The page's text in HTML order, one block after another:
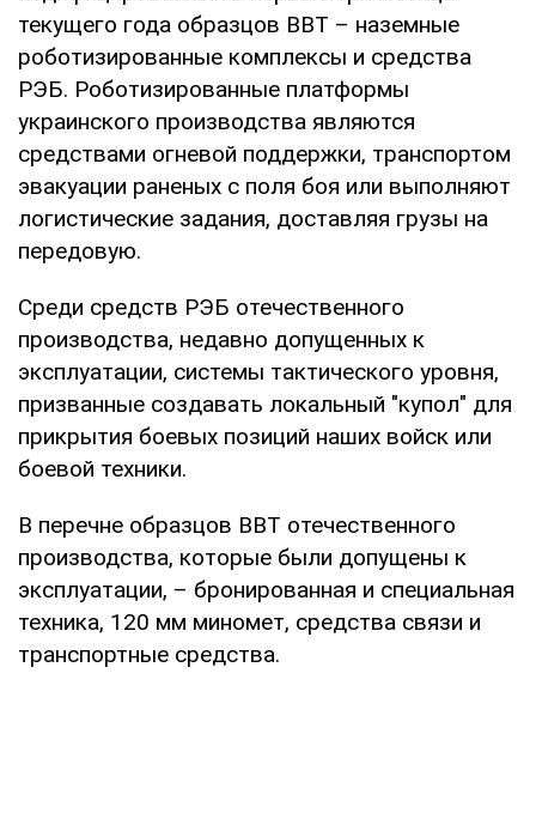
текущего года образцов ВВТ – наземные
роботизированные комплексы и средства
РЭБ. Роботизированные платформы
украинского производства являются
средствами огневой поддержки, транспортом
эвакуации раненых с поля боя или выполняют
логистические задания, доставляя грузы на
передовую.
Среди средств РЭБ отечественного
производства, недавно допущенных к
эксплуатации, системы тактического уровня,
призванные создавать локальный "купол" для
прикрытия боевых позиций наших войск или
боевой техники.
В перечне образцов ВВТ отечественного
производства, которые были допущены к
эксплуатации, – бронированная и специальная
техника, 120 мм миномет, средства связи и
транспортные средства.